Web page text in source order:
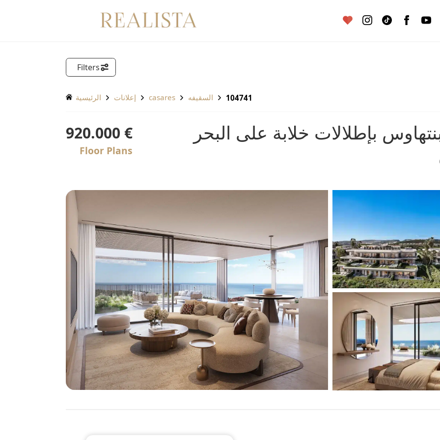
Filters
الرئيسية إعلانات casares السقيفه 104741
بإطلالات خلابة على البحر
€ 920.000
Floor Plans